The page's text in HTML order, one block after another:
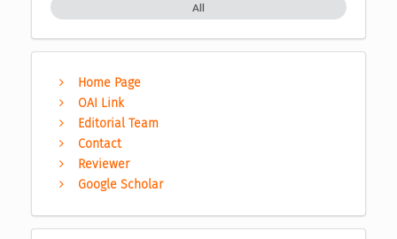
All
Home Page
OAI Link
Editorial Team
Contact
Reviewer
Google Scholar